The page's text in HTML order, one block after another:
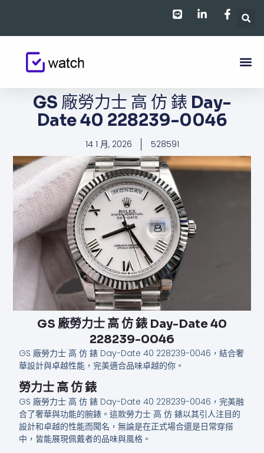
GS 廠勞力士 高 仿 錶 Day-
Date 40 228239-0046
14 1 月, 2026 528591
GS 廠勞力士 高 仿 錶 Day-Date 40
228239-0046
GS 廠勞力士 高 仿 錶 Day-Date 40 228239-0046，結合奢
華設計與卓越性能，完美適合品味卓越的你。
勞力士 高 仿 錶
GS 廠勞力士 高 仿 錶 Day-Date 40 228239-0046，完美融
合了奢華與功能的腕錶。這款勞力士 高 仿 錶以其引人注目的
設計和卓越的性能而聞名，無論是在正式場合還是日常穿搭
中，皆能展現佩戴者的品味與風格。